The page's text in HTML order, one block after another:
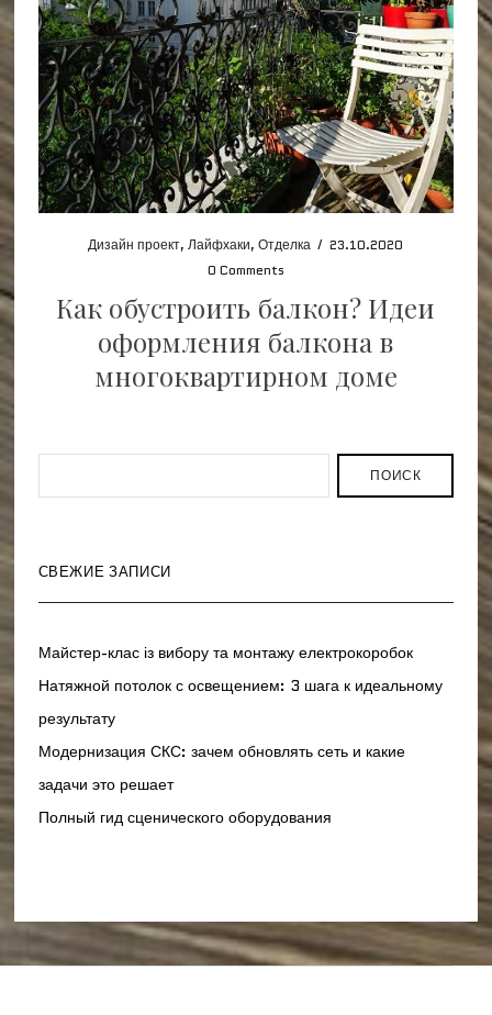
Дизайн проект,Лайфхаки,Отделка / 23.10.2020
0 Comments
Как обустроить балкон? Идеи
оформления балкона в
многоквартирном доме
ПОИСК
СВЕЖИЕ ЗАПИСИ
Майстер-клас із вибору та монтажу електрокоробок
Натяжной потолок с освещением: 3 шага к идеальному
результату
Модернизация СКС: зачем обновлять сеть и какие
задачи это решает
Полный гид сценического оборудования